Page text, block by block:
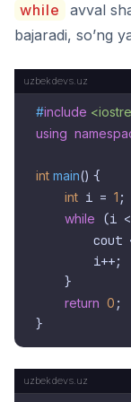
while
avval
bajaradi, so’ng
#include
using
int main() {
int i = 1 ;
while (i
cout
        i++;
    }
return 0 ;